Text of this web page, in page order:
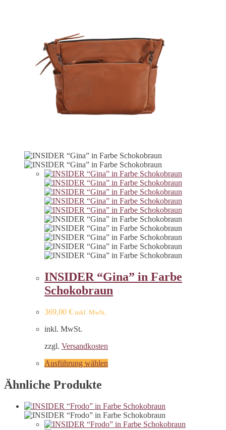
INSIDER “Gina” in Farbe
Schokobraun
369,00 € inkl. MwSt.
inkl. MwSt.
zzgl. Versandkosten
Ausführung wählen
Ähnliche Produkte